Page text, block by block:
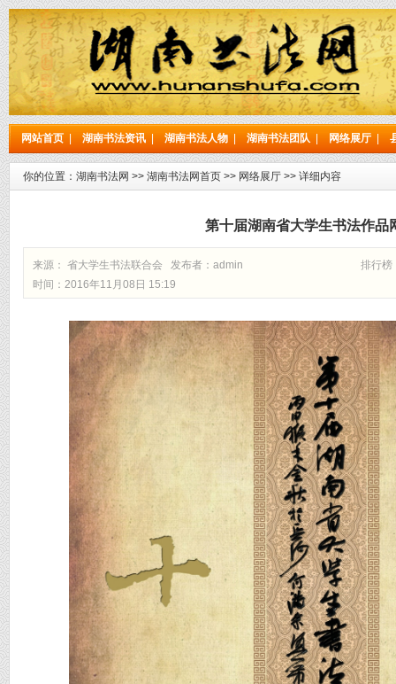
网站首页 湖南书法资讯 湖南书法人物 湖南书法团队 网络展厅
你的位置： 湖南书法网 >> 湖南书法网首页 >> 网络展厅 >> 详细内容
第十届湖南省大学生书法作品
排行榜
来源： 省大学生书法联合会 发布者： admin
时间：2016年11月08日 15:19